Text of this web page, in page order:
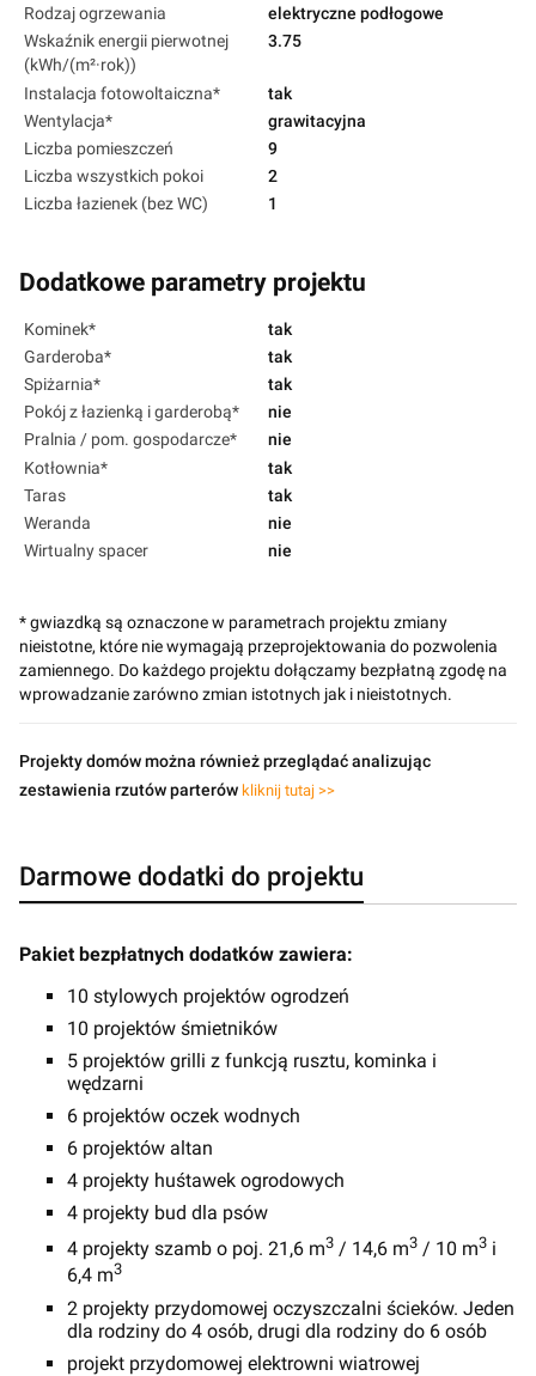
Rodzaj ogrzewania
elektryczne podłogowe
Wskaźnik energii pierwotnej
(kWh/(m²·rok))
3.75
Instalacja fotowoltaiczna*
tak
Wentylacja*
grawitacyjna
Liczba pomieszczeń
9
Liczba wszystkich pokoi
2
Liczba łazienek (bez WC)
1
Dodatkowe parametry projektu
Kominek*
tak
Garderoba*
tak
Spiżarnia*
tak
Pokój z łazienką i garderobą*
nie
Pralnia / pom. gospodarcze*
nie
Kotłownia*
tak
Taras
tak
Weranda
nie
Wirtualny spacer
nie
* gwiazdką są oznaczone w parametrach projektu zmiany
nieistotne, które nie wymagają przeprojektowania do pozwolenia
zamiennego. Do każdego projektu dołączamy bezpłatną zgodę na
wprowadzanie zarówno zmian istotnych jak i nieistotnych.
Projekty domów można również przeglądać analizując
zestawienia rzutów parterów kliknij tutaj >>
Darmowe dodatki do projektu
Pakiet bezpłatnych dodatków zawiera:
10 stylowych projektów ogrodzeń
10 projektów śmietników
5 projektów grilli z funkcją rusztu, kominka i
wędzarni
6 projektów oczek wodnych
6 projektów altan
4 projekty huśtawek ogrodowych
4 projekty bud dla psów
4 projekty szamb o poj. 21,6 m3 / 14,6 m3 / 10 m3 i
6,4 m3
2 projekty przydomowej oczyszczalni ścieków. Jeden
dla rodziny do 4 osób, drugi dla rodziny do 6 osób
projekt przydomowej elektrowni wiatrowej